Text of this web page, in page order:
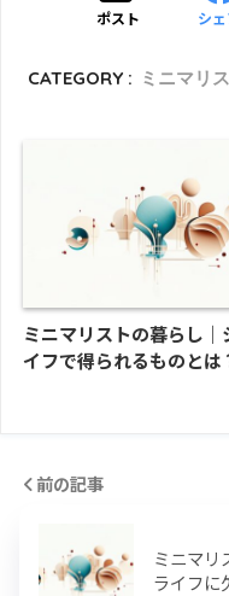
ポスト シ
CATEGORY : ミニマリ
ミニマリストの暮らし｜
イフで得られるものとは
前の記事
ミニマリ
ライフ